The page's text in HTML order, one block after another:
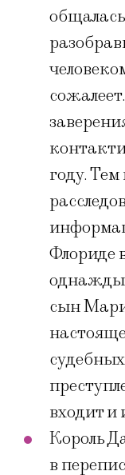
году. Тем
Флориде
однажды
сын
входит и
Король
в